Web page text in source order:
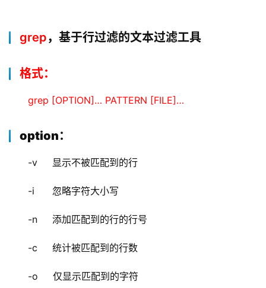
grep， 基于行过滤的文本过滤工具
格式：
grep [OPTION]… PATTERN [FILE]…
option：
-v     显示不被匹配到的行
-i      忽略字符大小写
-n     添加匹配到的行的行号
-c     统计被匹配到的行数
-o     仅显示匹配到的字符